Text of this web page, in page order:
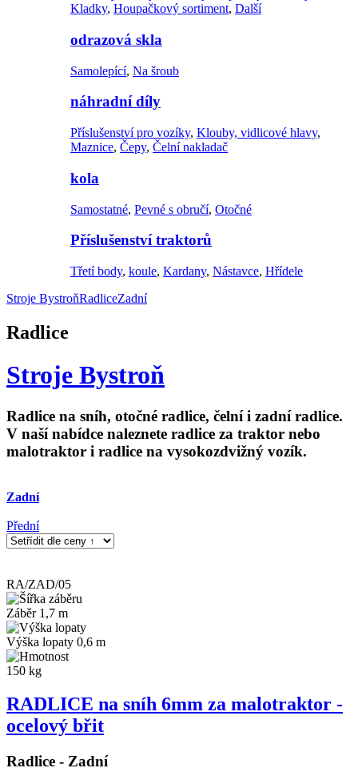
Kladky, Houpačkový sortiment, Další
odrazová skla
Samolepící, Na šroub
náhradní díly
Příslušenství pro vozíky, Klouby, vidlicové hlavy,
Maznice, Čepy, Čelní nakladač
kola
Samostatné, Pevné s obručí, Otočné
Příslušenství traktorů
Třetí body, koule, Kardany, Nástavce, Hřídele
Stroje BystroňRadliceZadní
Radlice
Stroje Bystroň
Radlice na sníh, otočné radlice, čelní i zadní radlice.
V naší nabídce naleznete radlice za traktor nebo
malotraktor i radlice na vysokozdvižný vozík.
Zadní
Přední
RA/ZAD/05
Záběr 1,7 m
Výška lopaty 0,6 m
150 kg
RADLICE na sníh 6mm za malotraktor -
ocelový břit
Radlice - Zadní